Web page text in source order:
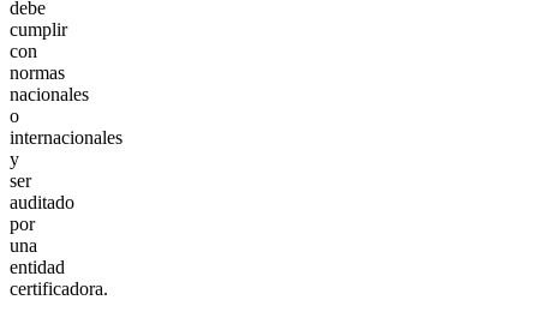
debe
cumplir
con
normas
nacionales
o
internacionales
y
ser
auditado
por
una
entidad
certificadora.